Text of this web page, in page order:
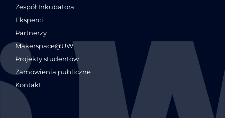
Zespół Inkubatora
Eksperci
Partnerzy
Makerspace@UW
Projekty studentów
Zamówienia publiczne
Kontakt